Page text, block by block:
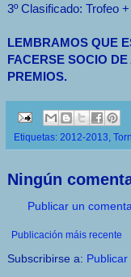
3º Clasificado: Trofeo
LEMBRAMOS QUE
FACERSE SOCIO
PREMIOS.
Etiquetas: 2012-2013
Ningún
Publicar un
Publicación máis recente
Subscribirse a: